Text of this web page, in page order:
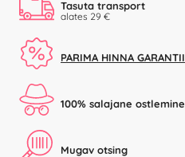
Tasuta transport
alates 29 €
PARIMA HINNA GARANTII
100% salajane ostlemine
Mugav otsing